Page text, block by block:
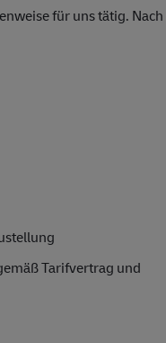
für uns tätig.
Tarifvertrag und